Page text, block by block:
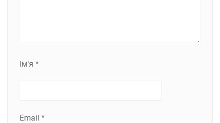
Ім'я *
Email *